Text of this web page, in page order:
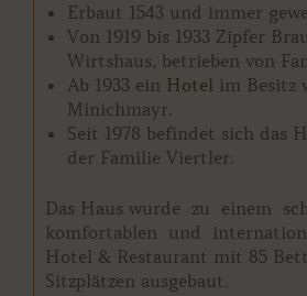
Erbaut 1543 und immer
Von 1919 bis 1933 Zipfer
Wirtshaus, betrieben von
Ab 1933 ein Hotel im Besitz
Minichmayr.
Seit 1978 befindet sich das
der Familie Viertler.
Das Haus wurde zu einem
komfortablen und
Hotel & Restaurant mit 85
Sitzplätzen ausgebaut.